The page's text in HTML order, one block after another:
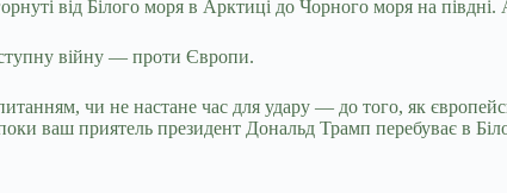
від Білого моря в Арктиці до Чорного моря на півдні.
війну — проти Європи.
чи не настане час для удару — до того, як
поки ваш приятель президент Дональд Трамп перебуває в